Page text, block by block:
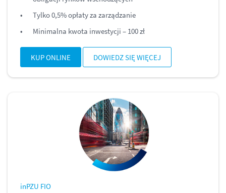
Tylko 0,5% opłaty za zarządzanie
Minimalna kwota inwestycji – 100 zł
KUP ONLINE DOWIEDZ SIĘ WIĘCEJ
inPZU FIO